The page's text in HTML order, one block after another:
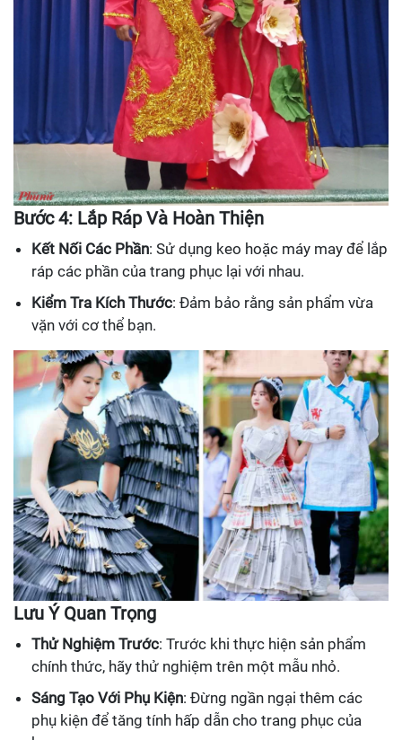
Bước 4: Lắp Ráp Và Hoàn Thiện
Kết Nối Các Phần: Sử dụng keo hoặc máy may để lắp
ráp các phần của trang phục lại với nhau.
Kiểm Tra Kích Thước: Đảm bảo rằng sản phẩm vừa
vặn với cơ thể bạn.
Lưu Ý Quan Trọng
Thử Nghiệm Trước: Trước khi thực hiện sản phẩm
chính thức, hãy thử nghiệm trên một mẫu nhỏ.
Sáng Tạo Với Phụ Kiện: Đừng ngần ngại thêm các
phụ kiện để tăng tính hấp dẫn cho trang phục của